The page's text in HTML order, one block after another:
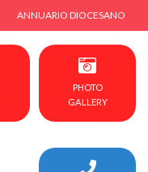
ANNUARIO DIOCESANO
PHOTO
GALLERY